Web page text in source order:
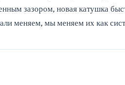
зазором, новая катушка
меняем, мы меняем их как